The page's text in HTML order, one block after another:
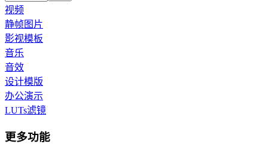
视频
静帧图片
影视模板
音乐
音效
设计模版
办公演示
LUTs滤镜
更多功能